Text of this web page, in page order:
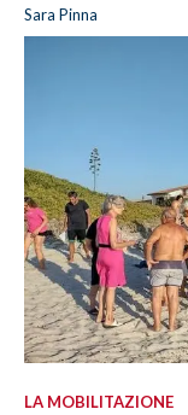
Sara Pinna
LA MOBILITAZIONE